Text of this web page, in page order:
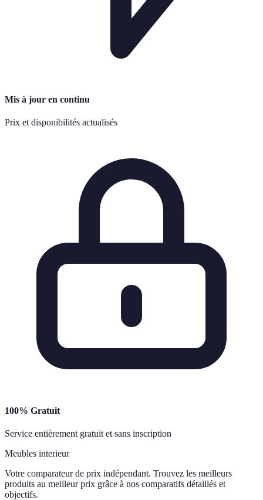
Mis à jour en continu
Prix et disponibilités actualisés
100% Gratuit
Service entièrement gratuit et sans inscription
Meubles interieur
Votre comparateur de prix indépendant. Trouvez les meilleurs
produits au meilleur prix grâce à nos comparatifs détaillés et
objectifs.